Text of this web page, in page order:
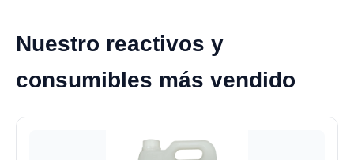
Nuestro reactivos y
consumibles más vendido